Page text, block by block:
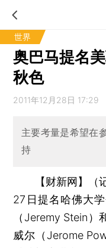
世界
奥巴马提名
秋色
2011年12月28日 17:29
主要考量是希望在
持
【财新网】（
27日提名哈佛大
（Jeremy Stein
威尔（Jerome